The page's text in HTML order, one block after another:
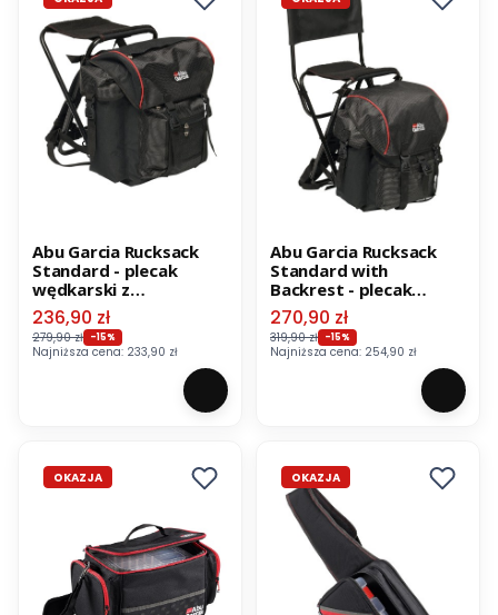
Abu Garcia Rucksack
Standard - plecak
wędkarski z
siedziskiem
Cena promocyjna
236,90 zł
279,90 zł -15%
Najniższa cena: 233,90 zł
Abu Garcia Rucksack
Standard with
Backrest - plecak
wędkarski z krzesłem
Cena promocyjna
270,90 zł
319,90 zł -15%
Najniższa cena: 254,90 zł
OKAZJA OKAZJA